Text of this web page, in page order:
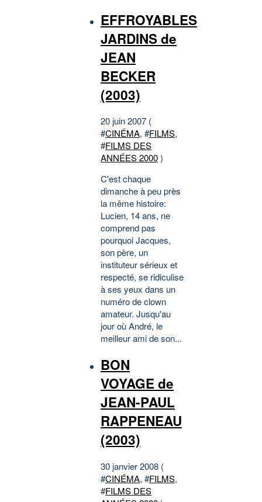
EFFROYABLES
JARDINS de
JEAN
BECKER
(2003)
20 juin 2007 (
#CINÉMA, #FILMS,
#FILMS DES
ANNÉES 2000)
C'est chaque
dimanche à peu près
la même histoire:
Lucien, 14 ans, ne
comprend pas
pourquoi Jacques,
son père, un
instituteur sérieux et
respecté, se ridiculise
à ses yeux dans un
numéro de clown
amateur. Jusqu'au
jour où André, le
meilleur ami de son...
BON
VOYAGE de
JEAN-PAUL
RAPPENEAU
(2003)
30 janvier 2008 (
#CINÉMA, #FILMS,
#FILMS DES